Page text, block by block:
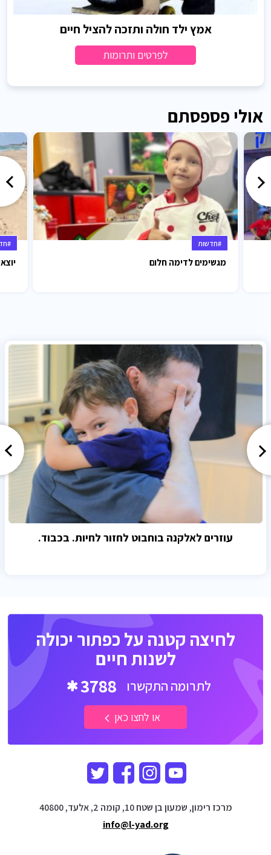
אמץ ילד חולה ותזכה להציל חיים
לפרטים ותרומות
אולי פספסתם
#חדשות
מגשימים לדימה חלום
עוזרים לאלקנה בוחבוט לחזור לחיות. בכבוד.
לחיצה קטנה על כפתור יכולה
לשנות חיים
לתרומה התקשרו 3788
או לחצו כאן
מרכז רימון, שמעון בן שטח 10, קומה 2, אלעד, 40800
info@l-yad.org